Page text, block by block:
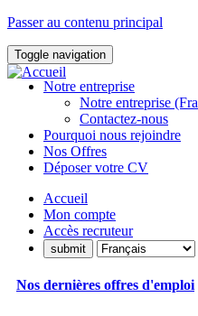
Passer au contenu principal
Toggle navigation
Notre entreprise
Notre entreprise
Contactez-nous
Pourquoi nous rejoindre
Nos Offres
Déposer votre CV
Accueil
Mon compte
Accès recruteur
Nos dernières offres d'emploi